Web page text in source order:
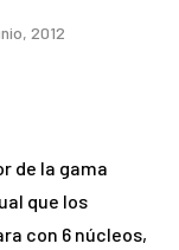
2012
de la gama
que los
con 6 núcleos,